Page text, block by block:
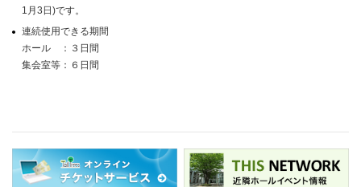
1月3日)です。
連続使用できる期間
ホール ：３日間
集会室等：６日間